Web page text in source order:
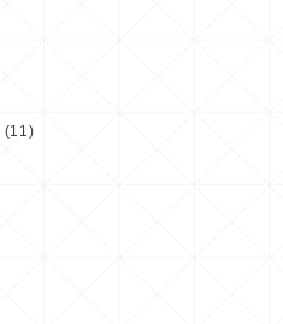
(11)